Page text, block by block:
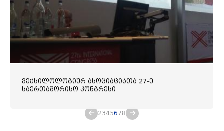
ვექსილოლოგიურ ასოციაციათა 27-ე
საერთაშორისო კონგრესი
2345678